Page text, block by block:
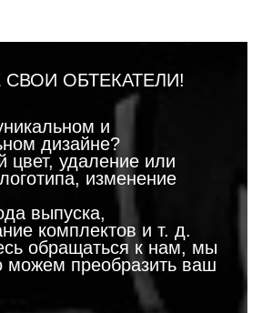
ОБТЕКАТЕЛИ!
и
дизайне?
цвет, удаление или
изменение
выпуска,
комплектов и т. д.
обращаться к нам, мы
можем преобразить ваш